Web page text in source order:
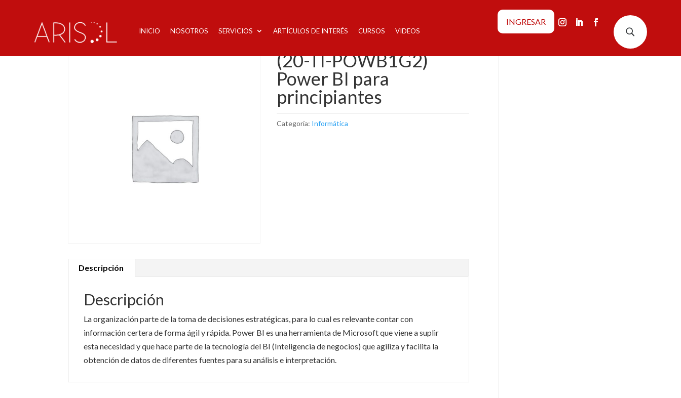
INICIO NOSOTROS SERVICIOS ARTÍCULOS DE INTERÉS CURSOS VIDEOS U
INGRESAR
Inicio
Informática / (20-TI-POWB1G2) Power BI para principiantes
(20-TI-POWB1G2)
Power BI para
principiantes
Categoría: Informática
Descripción
Descripción
La organización parte de la toma de decisiones estratégicas, para lo cual es relevante contar con
información certera de forma ágil y rápida. Power BI es una herramienta de Microsoft que viene a suplir
esta necesidad y que hace parte de la tecnología del BI (Inteligencia de negocios) que agiliza y facilita la
obtención de datos de diferentes fuentes para su análisis e interpretación.